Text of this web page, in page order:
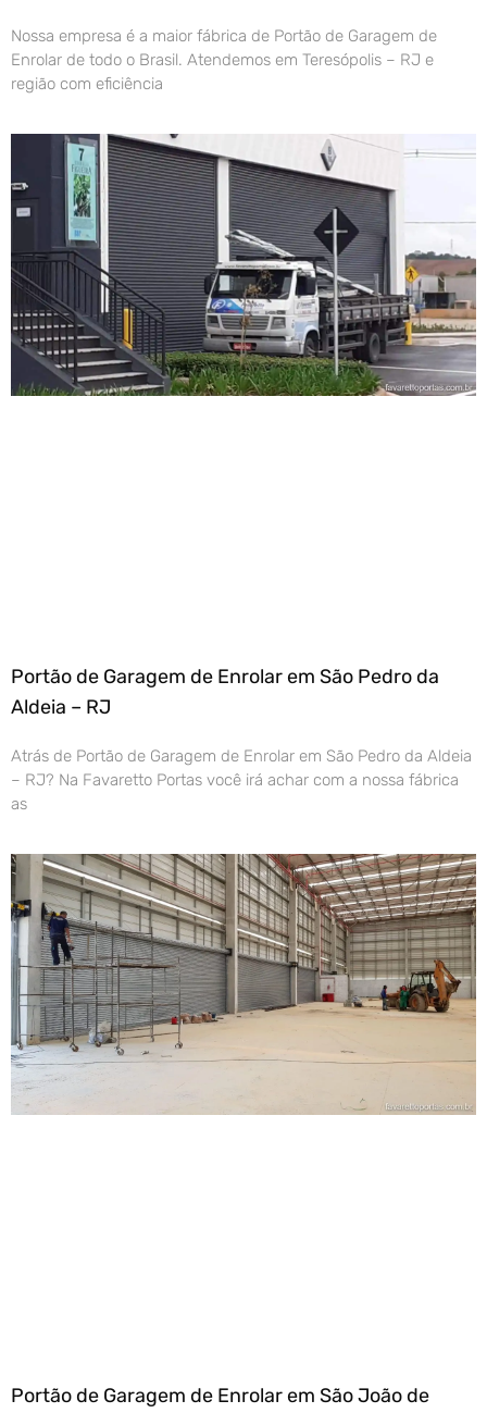
Nossa empresa é a maior fábrica de Portão de Garagem de
Enrolar de todo o Brasil. Atendemos em Teresópolis – RJ e
região com eficiência
Portão de Garagem de Enrolar em São Pedro da
Aldeia – RJ
Atrás de Portão de Garagem de Enrolar em São Pedro da Aldeia
– RJ? Na Favaretto Portas você irá achar com a nossa fábrica
as
Portão de Garagem de Enrolar em São João de